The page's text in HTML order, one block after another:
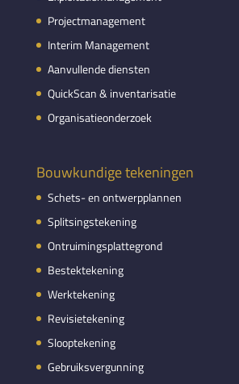
Projectmanagement
Interim Management
Aanvullende diensten
QuickScan & inventarisatie
Organisatieonderzoek
Bouwkundige tekeningen
Schets- en ontwerpplannen
Splitsingstekening
Ontruimingsplattegrond
Bestektekening
Werktekening
Revisietekening
Slooptekening
Gebruiksvergunning